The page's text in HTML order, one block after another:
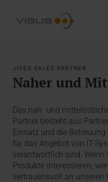
JIVEX SALES PARTNER
Naher und
Das nah- und
Partner besteht aus
Einsatz und die
für das Angebot von IT-
verantwortlich sind. Wenn
Produkte interessieren,
vertrauensvoll an unseren